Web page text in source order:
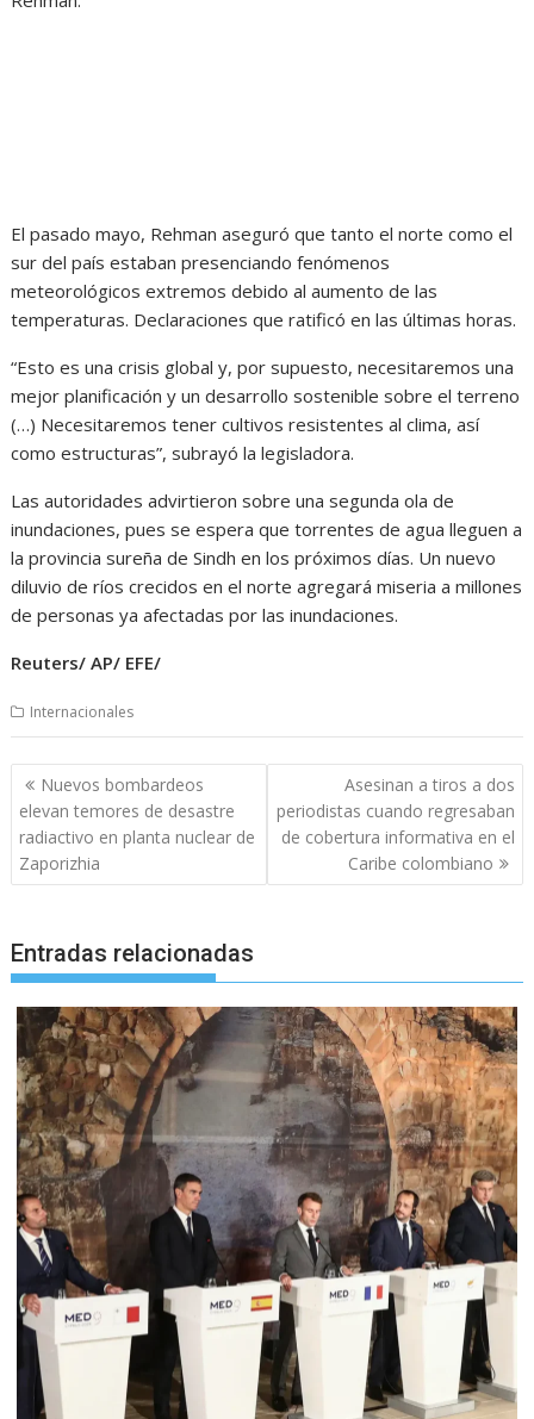
El pasado mayo, Rehman aseguró que tanto el norte como el
sur del país estaban presenciando fenómenos
meteorológicos extremos debido al aumento de las
temperaturas. Declaraciones que ratificó en las últimas horas.
“Esto es una crisis global y, por supuesto, necesitaremos una
mejor planificación y un desarrollo sostenible sobre el terreno
(…) Necesitaremos tener cultivos resistentes al clima, así
como estructuras”, subrayó la legisladora.
Las autoridades advirtieron sobre una segunda ola de
inundaciones, pues se espera que torrentes de agua lleguen a
la provincia sureña de Sindh en los próximos días. Un nuevo
diluvio de ríos crecidos en el norte agregará miseria a millones
de personas ya afectadas por las inundaciones.
Reuters/ AP/ EFE/
Internacionales
Navegación
de
entradas
Nuevos bombardeos
elevan temores de desastre
radiactivo en planta nuclear de
Zaporizhia
Asesinan a tiros a dos
periodistas cuando regresaban
de cobertura informativa en el
Caribe colombiano
Entradas relacionadas